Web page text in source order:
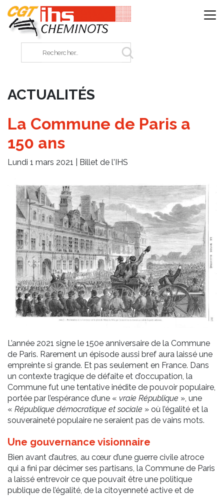
ACTUALITÉS
La Commune de Paris a
150 ans
Lundi 1 mars 2021 | Billet de l'IHS
L’année 2021 signe le 150e anniversaire de la Commune
de Paris. Rarement un épisode aussi bref aura laissé une
empreinte si grande. Et pas seulement en France. Dans
un contexte tragique de défaite et d’occupation, la
Commune fut une tentative inédite de pouvoir populaire,
portée par l’espérance d’une « vraie République », une
« République démocratique et sociale » où l’égalité et la
souveraineté populaire ne seraient pas de vains mots.
Une gouvernance visionnaire
Bien avant d’autres, au cœur d’une guerre civile atroce
qui a fini par décimer ses partisans, la Commune de Paris
a laissé entrevoir ce que pouvait être une politique
publique de l’égalité, de la citoyenneté active et de
Panneau de gestion des cookies